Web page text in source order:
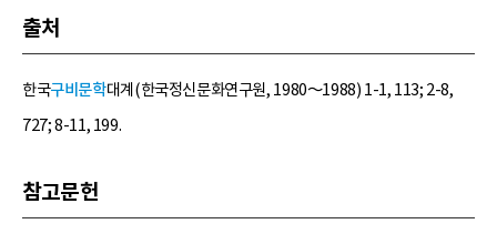
출처
한국구비문학대계(한국정신문화연구원, 1980～1988) 1-1, 113; 2-8,
727; 8-11, 199.
참고문헌